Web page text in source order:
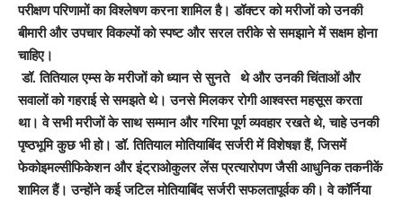
परीक्षण परिणामों का विश्लेषण करना शामिल है। डॉक्टर को मरीजों को उनकी
बीमारी और उपचार विकल्पों को स्पष्ट और सरल तरीके से समझाने में सक्षम होना
चाहिए।
डॉ. तितियाल एम्स के मरीजों को ध्यान से सुनते थे और उनकी चिंताओं और
सवालों को गहराई से समझते थे। उनसे मिलकर रोगी आश्वस्त महसूस करता
था। वे सभी मरीजों के साथ सम्मान और गरिमा पूर्ण व्यवहार रखते थे,चाहे उनकी
पृष्ठभूमि कुछ भी हो। डॉ. तितियाल मोतियाबिंद सर्जरी में विशेषज्ञ हैं,जिसमें
फेकोइमल्सीफिकेशन और इंट्राओकुलर लेंस प्रत्यारोपण जैसी आधुनिक तकनीकें
शामिल हैं। उन्होंने कई जटिल मोतियाबिंद सर्जरी सफलतापूर्वक की। वे कॉर्निया